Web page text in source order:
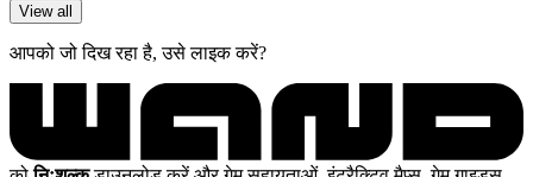
View all
आपको जो दिख रहा है, उसे लाइक करें?